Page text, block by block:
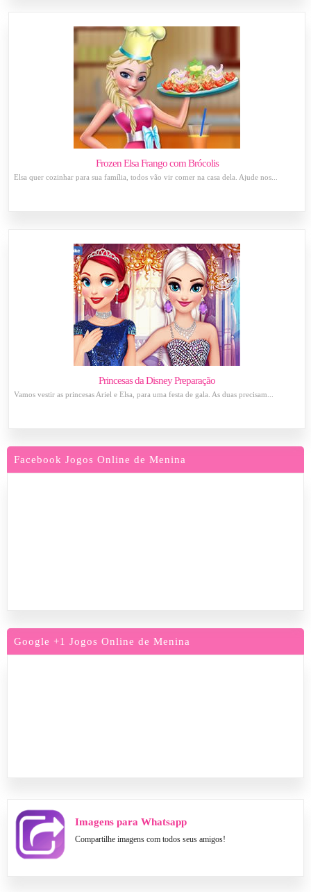
Frozen Elsa Frango com Brócolis
Elsa quer cozinhar para sua família, todos vão vir comer na casa dela. Ajude nos...
Princesas da Disney Preparação
Vamos vestir as princesas Ariel e Elsa, para uma festa de gala. As duas precisam...
Facebook Jogos Online de Menina
Google +1 Jogos Online de Menina
Imagens para Whatsapp
Compartilhe imagens com todos seus amigos!